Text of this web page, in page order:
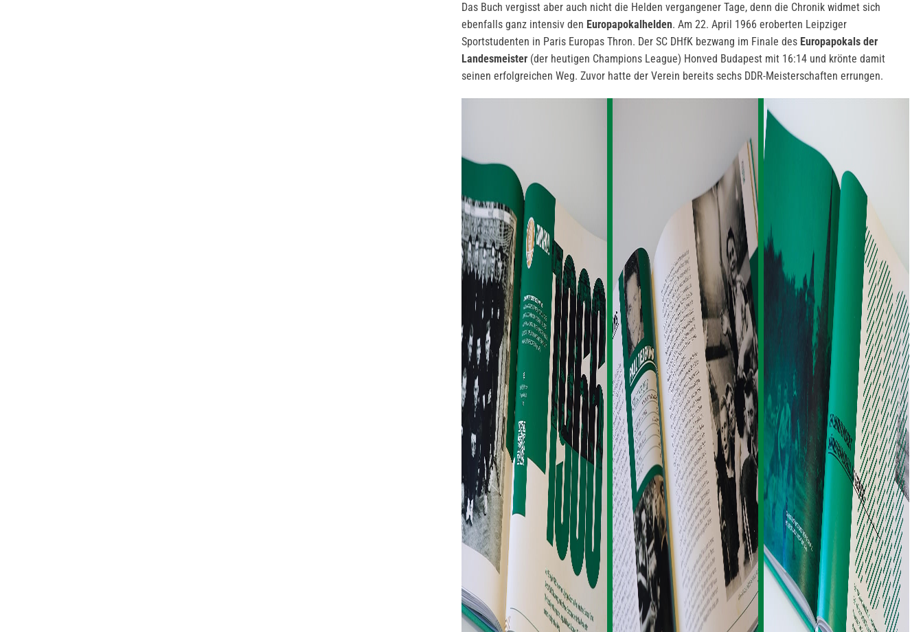
Das Buch vergisst aber auch nicht die Helden vergangener Tage, denn die Chronik widmet sich
ebenfalls ganz intensiv den Europapokalhelden. Am 22. April 1966 eroberten Leipziger
Sportstudenten in Paris Europas Thron. Der SC DHfK bezwang im Finale des Europapokals der
Landesmeister (der heutigen Champions League) Honved Budapest mit 16:14 und krönte damit
seinen erfolgreichen Weg. Zuvor hatte der Verein bereits sechs DDR-Meisterschaften errungen.